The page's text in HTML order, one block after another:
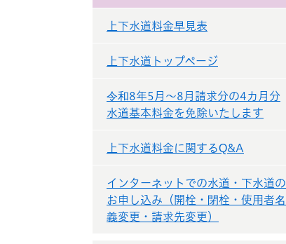
上下水道料金早見表
上下水道トップページ
令和8年5月～8月請求分の4カ月分
水道基本料金を免除いたします
上下水道料金に関するQ&A
インターネットでの水道・下水道の
お申し込み（開栓・閉栓・使用者名
義変更・請求先変更）